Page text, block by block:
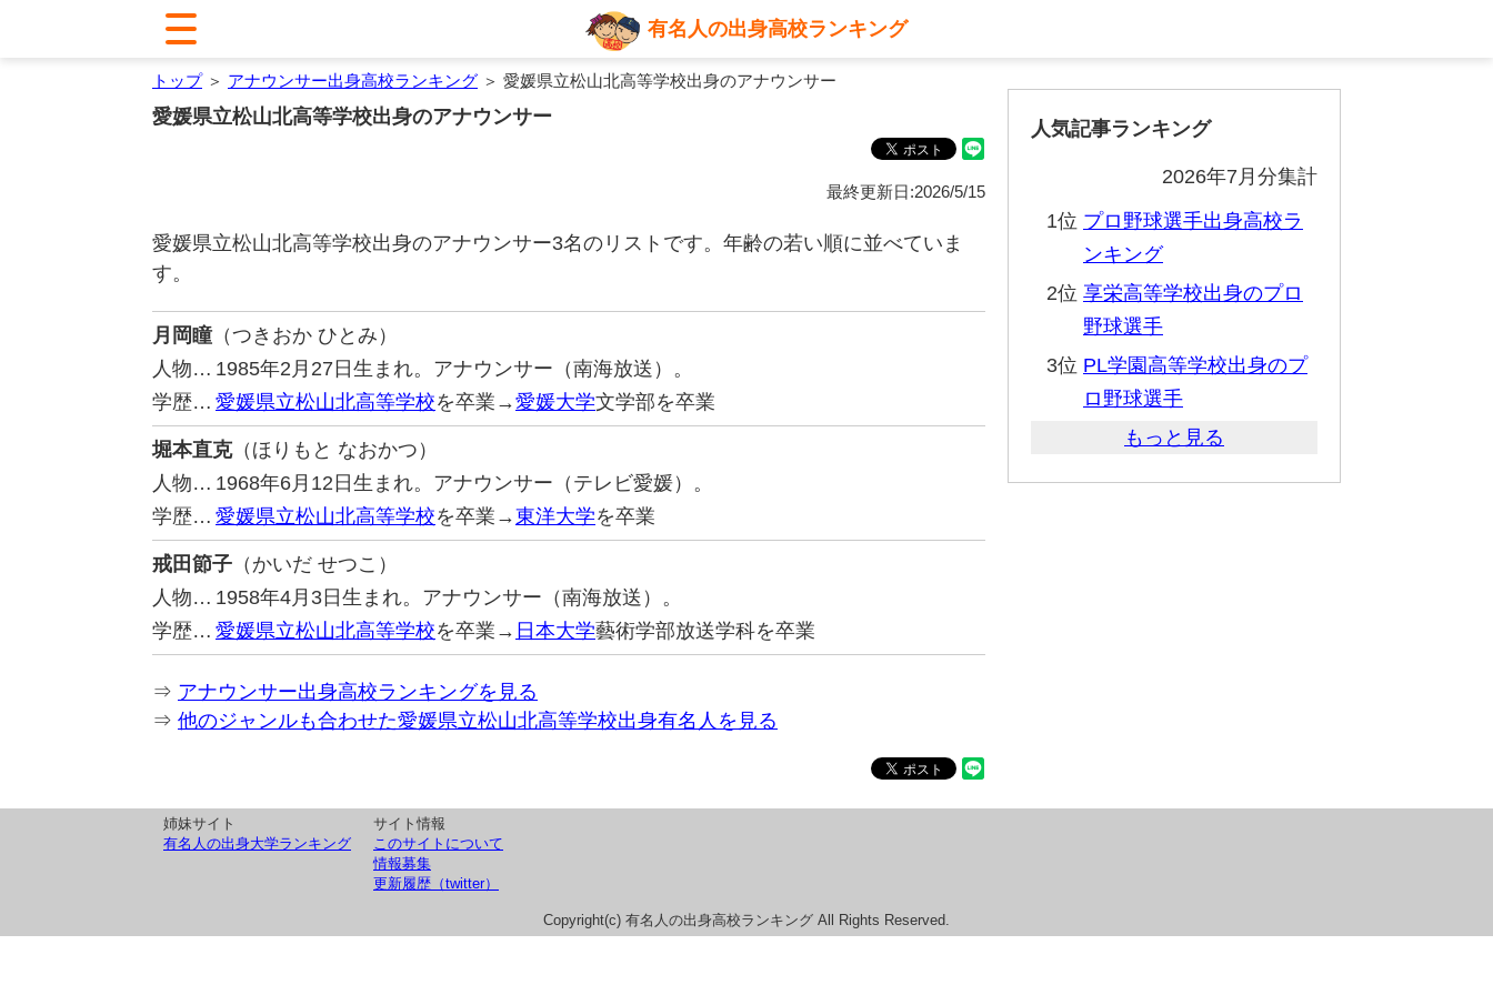
有名人の出身高校ランキング
トップ＞ アナウンサー出身高校ランキング ＞ 愛媛県立松山北高等学校出身のアナウンサー
愛媛県立松山北高等学校出身のアナウンサー
最終更新日:2026/5/15
愛媛県立松山北高等学校出身のアナウンサー3名のリストです。年齢の若い順に並べていま
す。
月岡瞳 （つきおか ひとみ）
人物… 1985年2月27日生まれ。アナウンサー（南海放送）。
学歴… 愛媛県立松山北高等学校を卒業→愛媛大学文学部を卒業
堀本直克（ほりもと なおかつ）
人物… 1968年6月12日生まれ。アナウンサー（テレビ愛媛）。
学歴… 愛媛県立松山北高等学校を卒業→東洋大学を卒業
戒田節子 （かいだ せつこ）
人物… 1958年4月3日生まれ。アナウンサー（南海放送）。
学歴… 愛媛県立松山北高等学校を卒業→ 日本大学藝術学部放送学科を卒業
⇒ アナウンサー出身高校ランキングを見る
⇒ 他のジャンルも合わせた愛媛県立松山北高等学校出身有名人を見る
人気記事ランキング
2026年7月分集計
1位 プロ野球選手出身高校ラ
ンキング
2位 享栄高等学校出身のプロ
野球選手
3位 PL学園高等学校出身のプ
ロ野球選手
もっと見る
姉妹サイト
有名人の出身大学ランキング
サイト情報
このサイトについて
情報募集
更新履歴（twitter）
Copyright(c) 有名人の出身高校ランキング All Rights Reserved.